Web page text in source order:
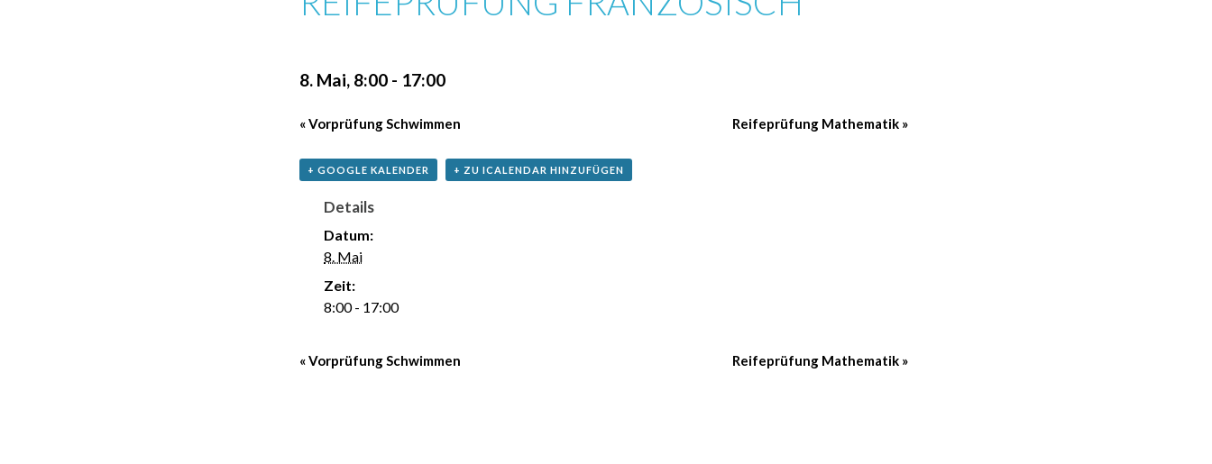
8. Mai, 8:00 - 17:00
«Vorprüfung Schwimmen Reifeprüfung Mathematik »
+ GOOGLE KALENDER + ZU ICALENDAR HINZUFÜGEN
Details
Datum:
8. Mai
Zeit:
8:00 - 17:00
«Vorprüfung Schwimmen Reifeprüfung Mathematik »